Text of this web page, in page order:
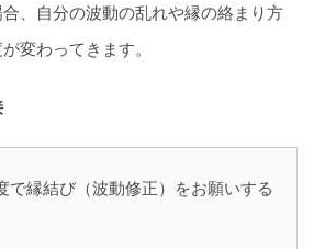
、自分の波動の乱れや縁の絡まり方
変わってきます。
で縁結び（波動修正）をお願いする